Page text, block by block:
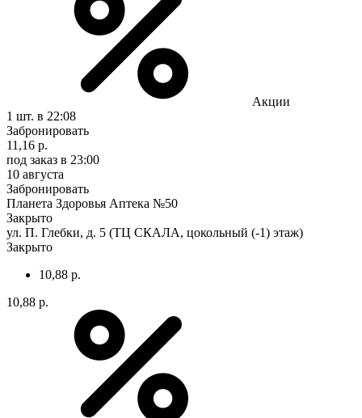
Акции
1 шт. в 22:08
Забронировать
11,16 р.
под заказ в 23:00
10 августа
Забронировать
Планета Здоровья Аптека №50
Закрыто
ул. П. Глебки, д. 5 (ТЦ СКАЛА, цокольный (-1) этаж)
Закрыто
10,88 р.
10,88 р.